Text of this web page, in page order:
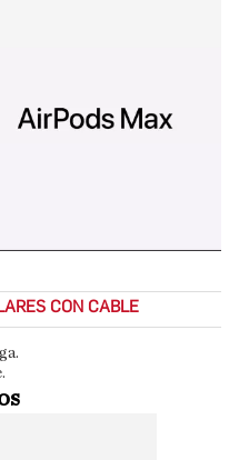
CON CABLE